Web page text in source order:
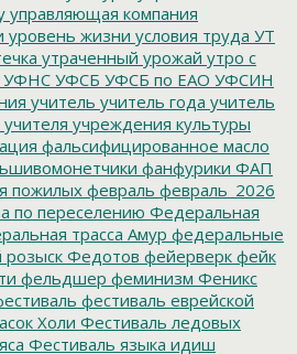
управляющая компания
уровень жизни условия труда УТ
утраченный урожай утро с
УФНС УФСБ УФСБ по ЕАО УФСИН
учитель учитель года учитель
учителя учреждения культуры
фальсифицированное масло
фанфурики ФАП
пожилых февраль февраль_2026
по переселению Федеральная
трасса Амур федеральные
Федотов фейерверк фейк
фельдшер феминизм Феникс
фестиваль еврейской
Холи Фестиваль ледовых
Фестиваль языка идиш